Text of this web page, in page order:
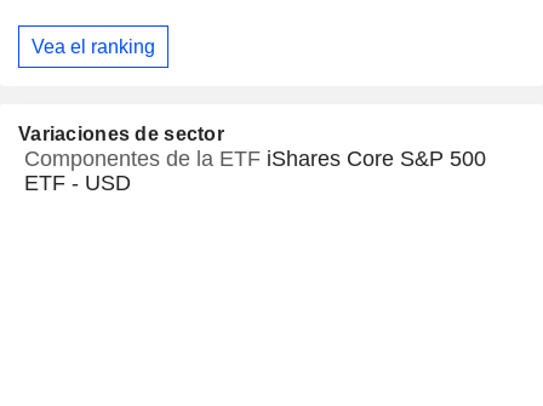
Vea el ranking
Variaciones de sector
Componentes de la ETF iShares Core S&P 500
ETF - USD